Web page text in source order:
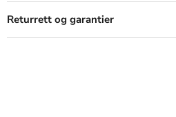
Returrett og garantier